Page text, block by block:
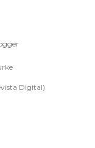
Digital)